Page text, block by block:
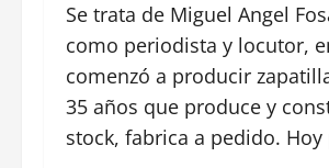
Se trata de Miguel Angel
como periodista y locutor,
comenzó a producir
35 años que produce y
stock, fabrica a pedido.